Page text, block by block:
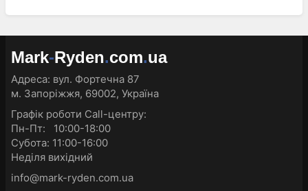
Mark-Ryden.com.ua
Адреса: вул. Фортечна 87
м. Запоріжжя, 69002, Україна
Графік роботи Call-центру:
Пн-Пт: 10:00-18:00
Субота: 11:00-16:00
Неділя вихідний
info@mark-ryden.com.ua